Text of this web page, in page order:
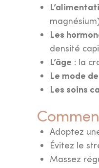
Les
densité
L’âge : la
Le mode
Les soins
Adoptez
Évitez le
Massez